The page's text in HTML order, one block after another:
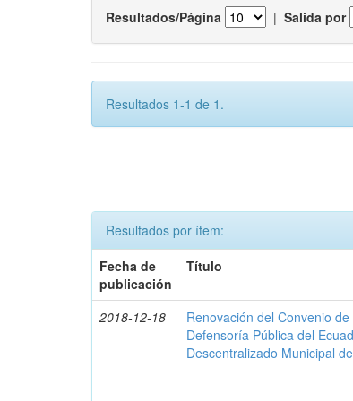
Resultados/Página | Salida por
Resultados 1-1 de 1.
Resultados por ítem:
Fecha de
publicación
Título
2018-12-18
Renovación del Convenio
Defensoría Pública del
Descentralizado Municipal